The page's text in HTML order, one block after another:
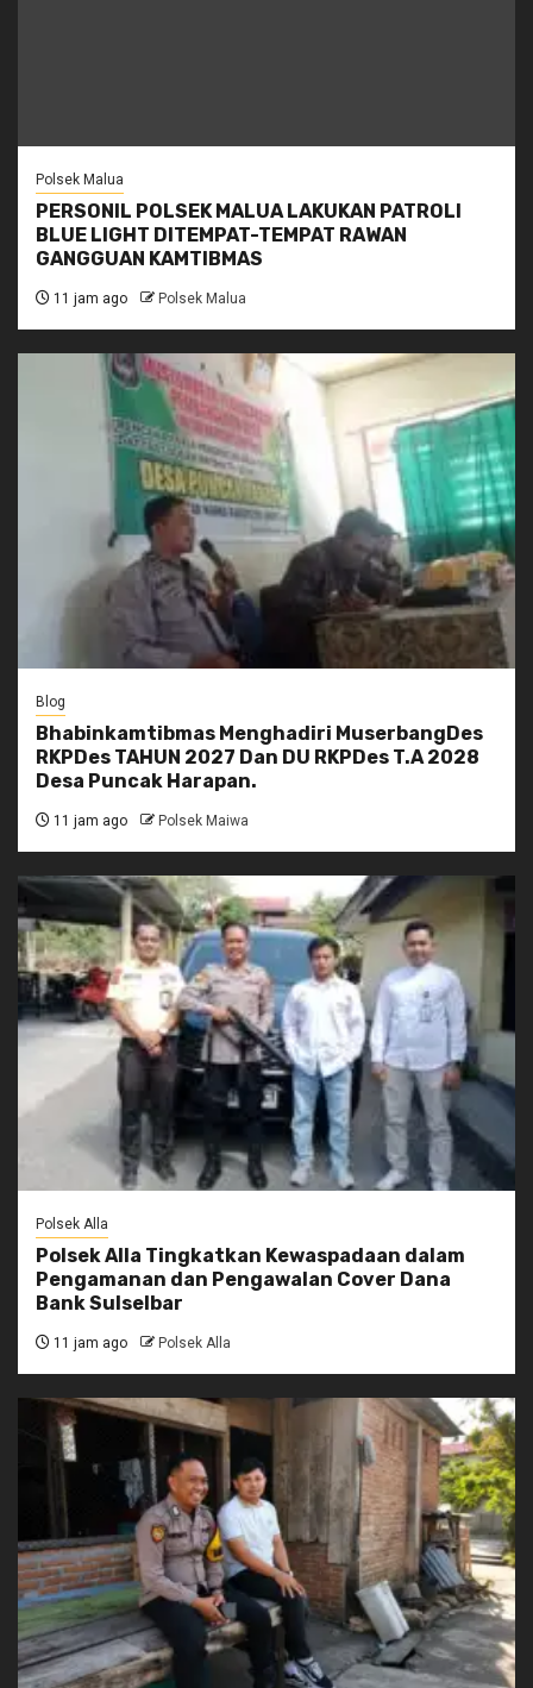
Polsek Malua
PERSONIL POLSEK MALUA LAKUKAN PATROLI
BLUE LIGHT DITEMPAT-TEMPAT RAWAN
GANGGUAN KAMTIBMAS
11 jam ago Polsek Malua
Blog
Bhabinkamtibmas Menghadiri MuserbangDes
RKPDes TAHUN 2027 Dan DU RKPDes T.A 2028
Desa Puncak Harapan.
11 jam ago Polsek Maiwa
Polsek Alla
Polsek Alla Tingkatkan Kewaspadaan dalam
Pengamanan dan Pengawalan Cover Dana
Bank Sulselbar
11 jam ago Polsek Alla